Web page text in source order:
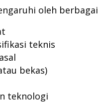
oleh
teknis
bekas)
teknologi